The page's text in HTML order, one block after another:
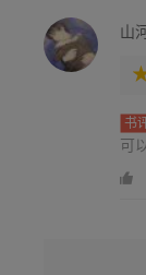
山
书
可